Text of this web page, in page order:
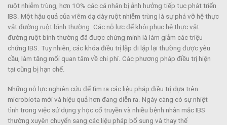
ruột nhiễm trùng, hơn 10% các cá nhân bị ảnh hưởng tiếp tục phát triển
IBS. Một hậu quả của viêm dạ dày ruột nhiễm trùng là sự phá vỡ hệ thực
vật đường ruột bình thường. Các nỗ lực để khôi phục hệ thực vật
đường ruột bình thường đã được chứng minh là làm giảm các triệu
chứng IBS. Tuy nhiên, các khóa điều trị lặp đi lặp lại thường được yêu
cầu, làm tăng mối quan tâm về chi phí. Các phương pháp điều trị hiện
tại cũng bị hạn chế.
Những nỗ lực nghiên cứu để tìm ra các liệu pháp điều trị dựa trên
microbiota mới và hiệu quả hơn đang diễn ra. Ngày càng có sự nhiệt
tình trong việc sử dụng y học cổ truyền và nhiều bệnh nhân mắc IBS
thường xuyên chuyển sang các liệu pháp bổ sung và thay thế